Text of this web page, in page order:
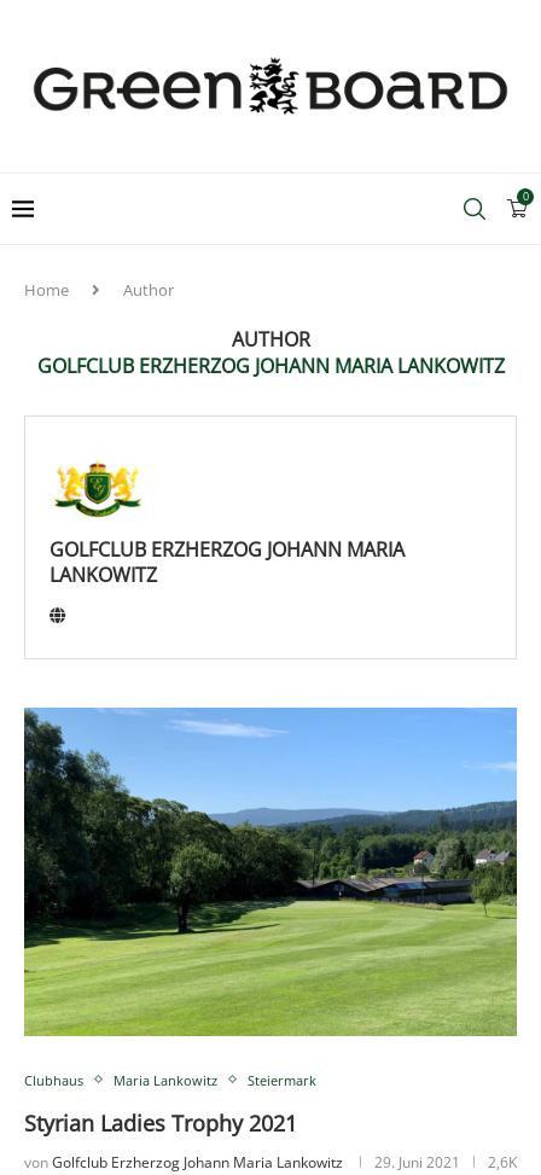
0
Home Author
AUTHOR
GOLFCLUB ERZHERZOG JOHANN MARIA LANKOWITZ
GOLFCLUB ERZHERZOG JOHANN MARIA
LANKOWITZ
Clubhaus Maria Lankowitz Steiermark
Styrian Ladies Trophy 2021
vonGolfclub Erzherzog Johann Maria Lankowitz 29. Juni 2021
2,6K